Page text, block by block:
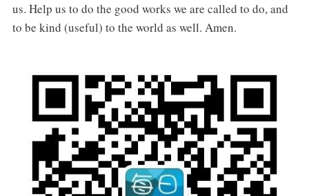
us. Help us to do the good works we are called to do, and
to be kind (useful) to the world as well. Amen.